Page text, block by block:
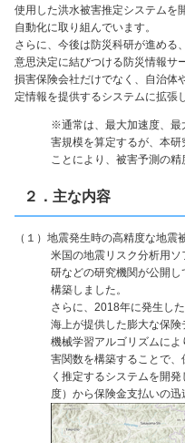
使用した洪水被害推定システムを
自動化に取り組んでいます。
さらに、今後は防災科研が進める
意思決定に結びつける防災情報サ
損害保険会社だけでなく、自治体
定情報を提供するシステムに拡張
※通常は、最大加速度、最
害規模を算定するが、本
ことにより、被害予測の
２．主な内容
（１）地震発生時の高精度な地震
米国の地震リスク分析用
研などの研究機関が公開
構築しました。
さらに、2018年に発生し
海上が提供した膨大な保
機械学習アルゴリズムに
害関数を構築することで
く推定するシステムを開
度）から保険金支払いの迅